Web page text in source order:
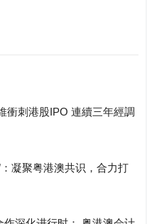
衝刺港股IPO 連續三年經調
凝聚粤港澳共识，合力打